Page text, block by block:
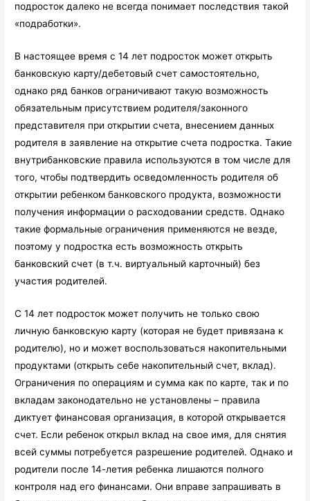
подросток далеко не всегда понимает последствия такой
«подработки».
В настоящее время с 14 лет подросток может открыть
банковскую карту/дебетовый счет самостоятельно,
однако ряд банков ограничивают такую возможность
обязательным присутствием родителя/законного
представителя при открытии счета, внесением данных
родителя в заявление на открытие счета подростка. Такие
внутрибанковские правила используются в том числе для
того, чтобы подтвердить осведомленность родителя об
открытии ребенком банковского продукта, возможности
получения информации о расходовании средств. Однако
такие формальные ограничения применяются не везде,
поэтому у подростка есть возможность открыть
банковский счет (в т.ч. виртуальный карточный) без
участия родителей.
С 14 лет подросток может получить не только свою
личную банковскую карту (которая не будет привязана к
родителю), но и может воспользоваться накопительными
продуктами (открыть себе накопительный счет, вклад).
Ограничения по операциям и сумма как по карте, так и по
вкладам законодательно не установлены – правила
диктует финансовая организация, в которой открывается
счет. Если ребенок открыл вклад на свое имя, для снятия
всей суммы потребуется разрешение родителей. Однако и
родители после 14-летия ребенка лишаются полного
контроля над его финансами. Они вправе запрашивать в